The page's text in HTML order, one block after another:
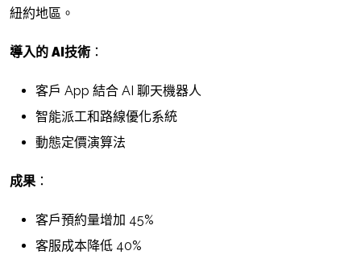
紐約地區。
導入的 AI技術 ：
客戶 App 結合 AI 聊天機器人
智能派工和路線優化系統
動態定價演算法
成果：
客戶預約量增加 45%
客服成本降低 40%